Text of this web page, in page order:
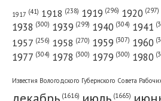
№ 273 от ноября 1979 года —
1917 (41) 1918 (238) 1919 (296) 1920 (297)
1938 (300) 1939 (299) 1940 (304) 1941
1957 (256) 1958 (270) 1959 (307) 1960
1977 (304) 1978 (300) 1979 (300) 1980
Известия Вологодского Губернского Совета
(1616) (1665)